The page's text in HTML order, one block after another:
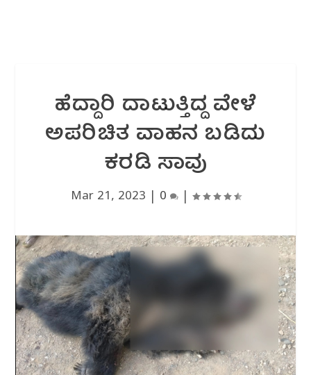
ಹೆದ್ದಾರಿ ದಾಟುತ್ತಿದ್ದ ವೇಳೆ
ಅಪರಿಚಿತ ವಾಹನ ಬಡಿದು
ಕರಡಿ ಸಾವು
Mar 21, 2023 0 |